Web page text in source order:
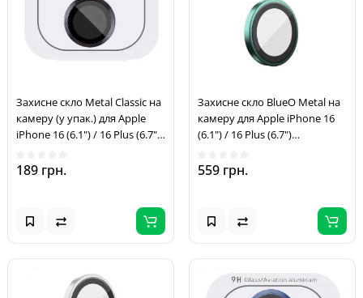
Захисне скло Metal Classic на
камеру (у упак.) для Apple
iPhone 16 (6.1") / 16 Plus (6.7")
189 грн.
Захисне скло BlueO Metal на
камеру для Apple iPhone 16
(6.1") / 16 Plus (6.7")
559 грн.